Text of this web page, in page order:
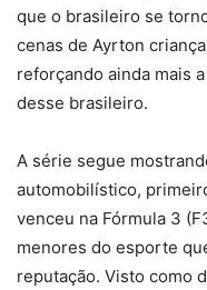
que o brasileiro se
cenas de Ayrton
reforçando ainda mais
desse brasileiro.
A série segue
automobilístico,
venceu na Fórmula 3
menores do esporte
reputação. Visto como